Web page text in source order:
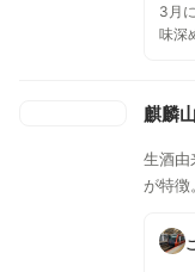
3月
味深
麒麟
生酒由
が特徴。